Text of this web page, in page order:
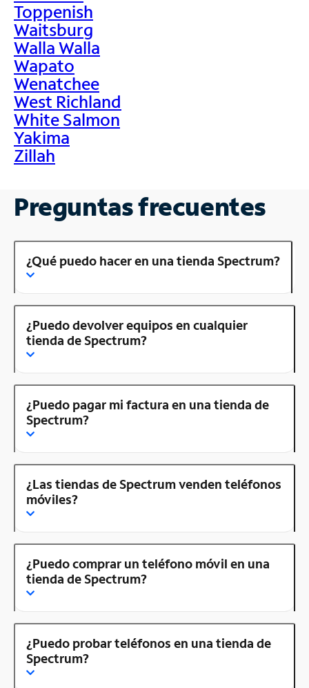
Toppenish
Waitsburg
Walla Walla
Wapato
Wenatchee
West Richland
White Salmon
Yakima
Zillah
Preguntas frecuentes
¿Qué puedo hacer en una tienda Spectrum?
¿Puedo devolver equipos en cualquier
tienda de Spectrum?
¿Puedo pagar mi factura en una tienda de
Spectrum?
¿Las tiendas de Spectrum venden teléfonos
móviles?
¿Puedo comprar un teléfono móvil en una
tienda de Spectrum?
¿Puedo probar teléfonos en una tienda de
Spectrum?